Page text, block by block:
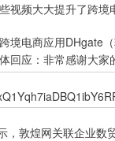
视频大大提升了跨境
电商应用DHgate（
回应：非常感谢大家
敦煌网关联企业数